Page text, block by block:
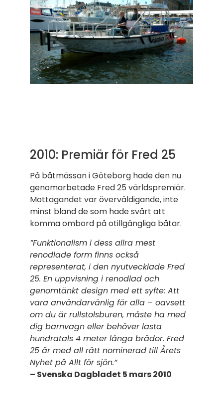
2010: Premiär för Fred 25
På båtmässan i Göteborg hade den nu
genomarbetade Fred 25 världspremiär.
Mottagandet var överväldigande, inte
minst bland de som hade svårt att
komma ombord på otillgängliga båtar.
”Funktionalism i dess allra mest
renodlade form finns också
representerat, i den nyutvecklade Fred
25. En uppvisning i renodlad och
genomtänkt design med ett syfte: Att
vara användarvänlig för alla – oavsett
om du är rullstolsburen, måste ha med
dig barnvagn eller behöver lasta
hundratals 4 meter långa brädor. Fred
25 är med all rätt nominerad till Årets
Nyhet på Allt för sjön.”
– Svenska Dagbladet 5 mars 2010